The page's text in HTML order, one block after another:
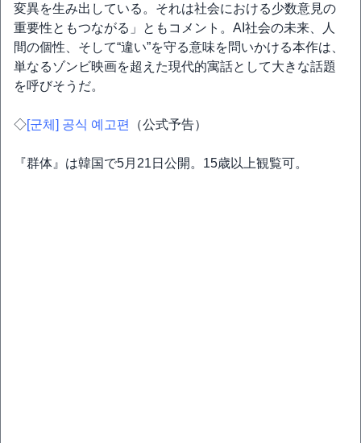
変異を生み出している。それは社会における少数意見の
重要性ともつながる」ともコメント。AI社会の未来、人
間の個性、そして“違い”を守る意味を問いかける本作は、
単なるゾンビ映画を超えた現代的寓話として大きな話題
を呼びそうだ。
◇[군체] 공식 예고편 （公式予告）
『群体』は韓国で5月21日公開。15歳以上観覧可。